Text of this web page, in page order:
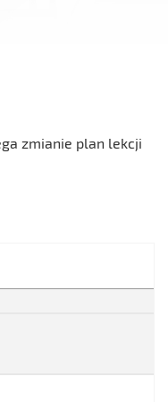
zmianie plan lekcji